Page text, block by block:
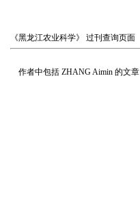
《黑龙江农业科学》 过刊查询页面
作者中包括 ZHANG Aimin 的文章